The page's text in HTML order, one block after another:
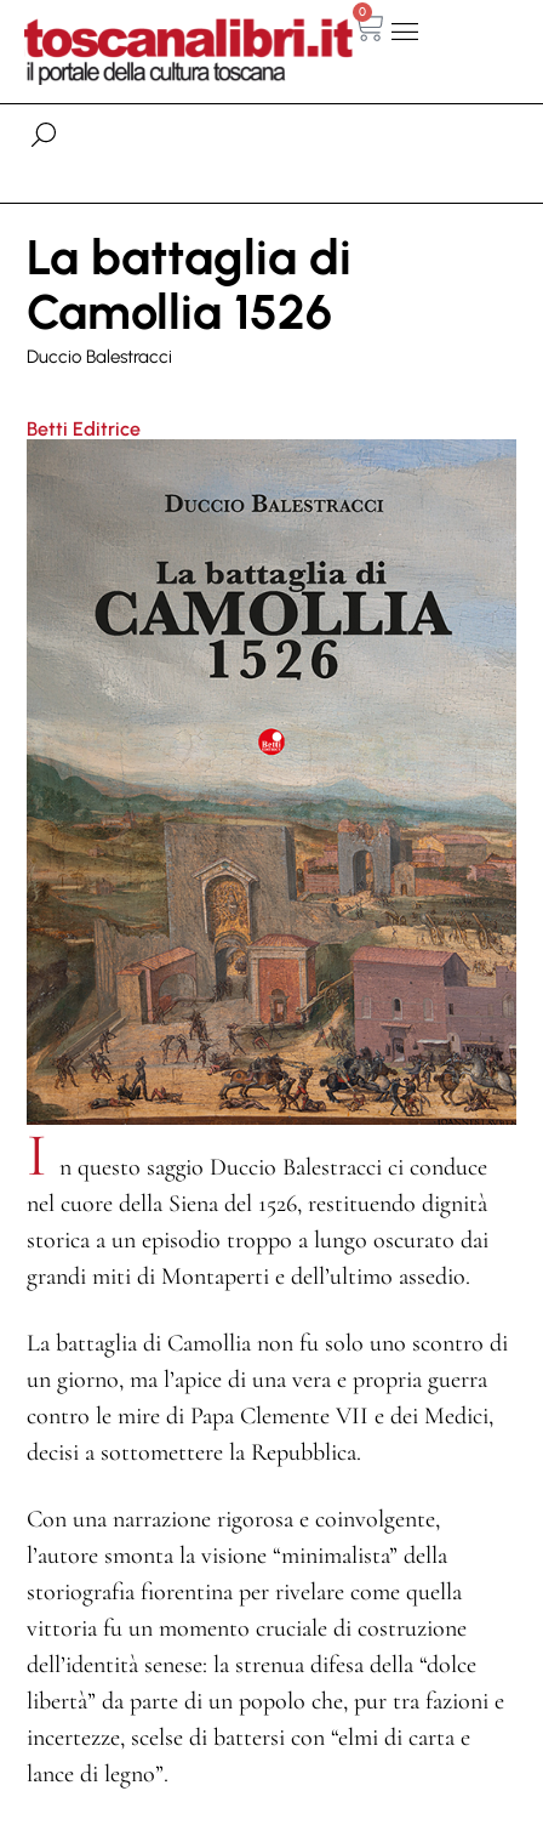
0
La battaglia di
Camollia 1526
Duccio Balestracci
Betti Editrice
I n questo saggio Duccio Balestracci ci conduce
nel cuore della Siena del 1526, restituendo dignità
storica a un episodio troppo a lungo oscurato dai
grandi miti di Montaperti e dell’ultimo assedio.
La battaglia di Camollia non fu solo uno scontro di
un giorno, ma l’apice di una vera e propria guerra
contro le mire di Papa Clemente VII e dei Medici,
decisi a sottomettere la Repubblica.
Con una narrazione rigorosa e coinvolgente,
l’autore smonta la visione “minimalista” della
storiografia fiorentina per rivelare come quella
vittoria fu un momento cruciale di costruzione
dell’identità senese: la strenua difesa della “dolce
libertà” da parte di un popolo che, pur tra fazioni e
incertezze, scelse di battersi con “elmi di carta e
lance di legno”.